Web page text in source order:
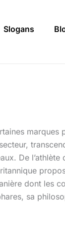
Slogans
marques
De
dont les
sa